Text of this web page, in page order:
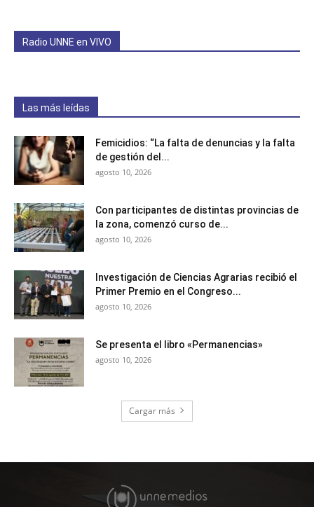
Radio UNNE en VIVO
Las más leídas
Femicidios: “La falta de denuncias y la falta
de gestión del...
agosto 10, 2026
Con participantes de distintas provincias de
la zona, comenzó curso de...
agosto 10, 2026
Investigación de Ciencias Agrarias recibió el
Primer Premio en el Congreso...
agosto 10, 2026
Se presenta el libro «Permanencias»
agosto 10, 2026
Cargar más